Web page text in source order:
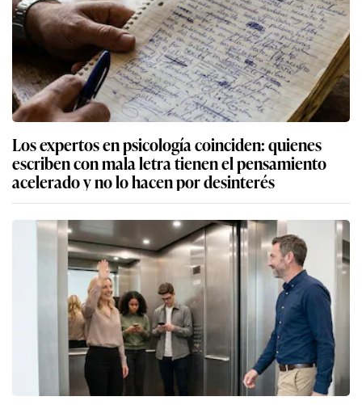
Los expertos en psicología coinciden: quienes
escriben con mala letra tienen el pensamiento
acelerado y no lo hacen por desinterés